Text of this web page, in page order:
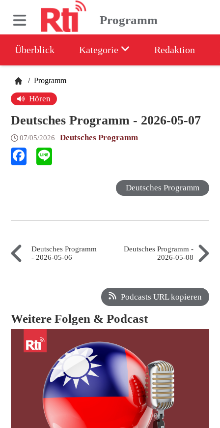
Programm
Überblick Kategorie Redaktion
/ Programm
Hören
Deutsches Programm - 2026-05-07
07/05/2026 Deutsches Programm
Deutsches Programm
Deutsches Programm
- 2026-05-06
Deutsches Programm -
2026-05-08
Podcasts URL kopieren
Weitere Folgen & Podcast